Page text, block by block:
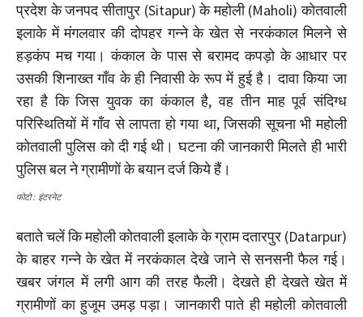
प्रदेश के जनपद सीतापुर (Sitapur) के महोली (Maholi) कोतवाली
इलाके में मंगलवार की दोपहर गन्ने के खेत से नरकंकाल मिलने से
हड़कंप मच गया। कंकाल के पास से बरामद कपड़ो के आधार पर
उसकी शिनाख्त गाँव के ही निवासी के रूप में हुई है। दावा किया जा
रहा है कि जिस युवक का कंकाल है, वह तीन माह पूर्व संदिग्ध
परिस्थितियों में गाँव से लापता हो गया था, जिसकी सूचना भी महोली
कोतवाली पुलिस को दी गई थी। घटना की जानकारी मिलते ही भारी
पुलिस बल ने ग्रामीणों के बयान दर्ज किये हैं।
फोटो : इंटरनेट
बताते चलें कि महोली कोतवाली इलाके के ग्राम दतारपुर (Datarpur)
के बाहर गन्ने के खेत में नरकंकाल देखे जाने से सनसनी फैल गई।
खबर जंगल में लगी आग की तरह फैली। देखते ही देखते खेत में
ग्रामीणों का हुजूम उमड़ पड़ा। जानकारी पाते ही महोली कोतवाली